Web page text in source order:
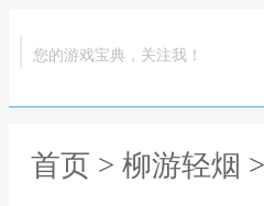
您的游戏宝典，关注我！
首页 > 柳游轻烟